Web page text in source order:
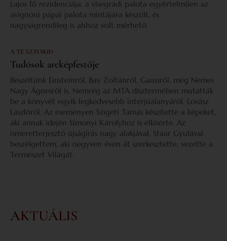
Lajos fő rezidenciája, a visegrádi palota egyértelműen az
avignoni pápai palota mintájára készült, és
nagyságrendileg is ahhoz volt mérhető.
A TE SZTORID
Tudósok arcképfestője
Beszéltünk Einsteinről, Bay Zoltánról, Gaussról, még Nemes
Nagy Ágnesről is. Nemrég az MTA dísztermében mutatták
be a könyvét egyik legkedvesebb interjúalanyáról, Lovász
Lászlóról. Az eseményen Szigeti Tamás készítette a képeket,
aki annak idején Simonyi Károlyhoz is elkísérte. Az
ismeretterjesztő újságírás nagy alakjával, Staar Gyulával
beszélgettem, aki negyven éven át szerkesztette, vezette a
Természet Világát.
AKTUÁLIS